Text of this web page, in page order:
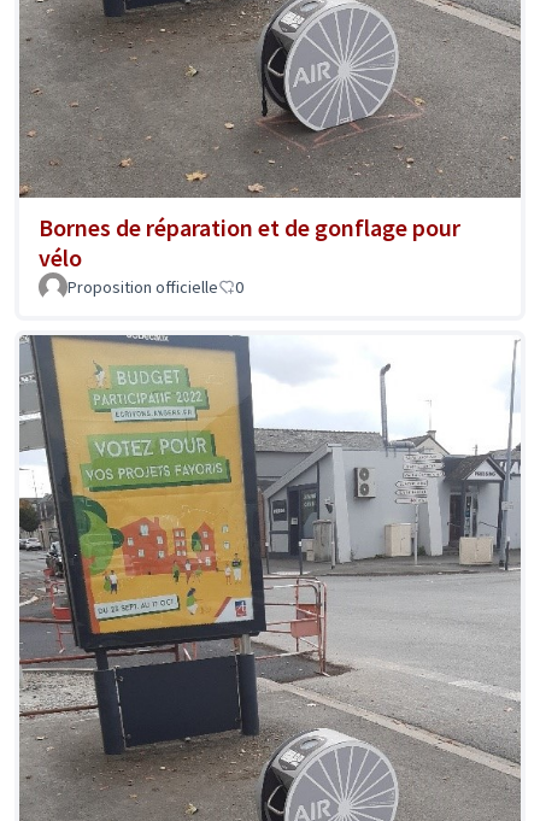
Bornes de réparation et de gonflage pour
vélo
Proposition officielle 0